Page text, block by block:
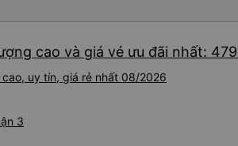
cao và giá vé ưu đãi nhất:
uy tín, giá rẻ nhất 08/2026
3